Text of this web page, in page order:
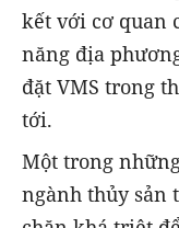
kết với cơ quan
năng địa
đặt VMS trong
tới.
Một trong
ngành thủy sản